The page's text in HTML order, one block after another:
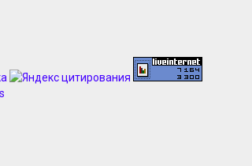
разметку после жалоб прокурору